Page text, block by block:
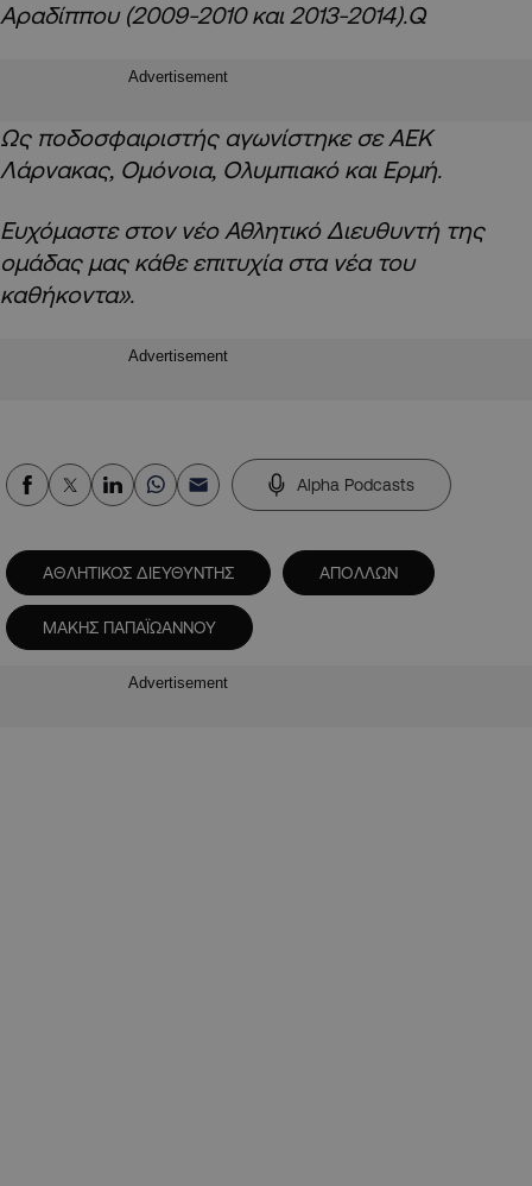
Αραδίππου (2009-2010 και 2013-2014).Q
Advertisement
Ως ποδοσφαιριστής αγωνίστηκε σε ΑΕΚ
Λάρνακας, Ομόνοια, Ολυμπιακό και Ερμή.
Ευχόμαστε στον νέο Αθλητικό Διευθυντή της
ομάδας μας κάθε επιτυχία στα νέα του
καθήκοντα».
Advertisement
Alpha Podcasts
ΑΘΛΗΤΙΚΟΣ ΔΙΕΥΘΥΝΤΗΣ ΑΠΟΛΛΩΝ
ΜΑΚΗΣ ΠΑΠΑΪΩΑΝΝΟΥ
Advertisement